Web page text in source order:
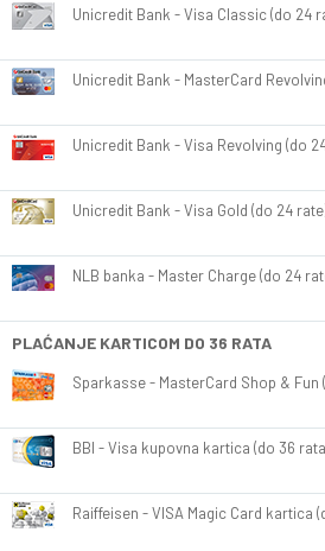
Unicredit Bank - Visa Classic (do 24
Unicredit Bank - MasterCard
Unicredit Bank - Visa Revolving (do
Unicredit Bank - Visa Gold (do 24
NLB banka - Master Charge (do 24
PLAĆANJE KARTICOM DO 36 RATA
Sparkasse - MasterCard Shop & Fun
BBI - Visa kupovna kartica (do 36
Raiffeisen - VISA Magic Card kartica